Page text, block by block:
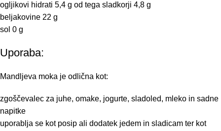
ogljikovi hidrati 5,4 g od tega sladkorji 4,8 g
beljakovine 22 g
sol 0 g
Uporaba:
Mandljeva moka je odlična kot:
zgoščevalec za juhe, omake, jogurte, sladoled, mleko in sadne
napitke
uporablja se kot posip ali dodatek jedem in sladicam ter kot